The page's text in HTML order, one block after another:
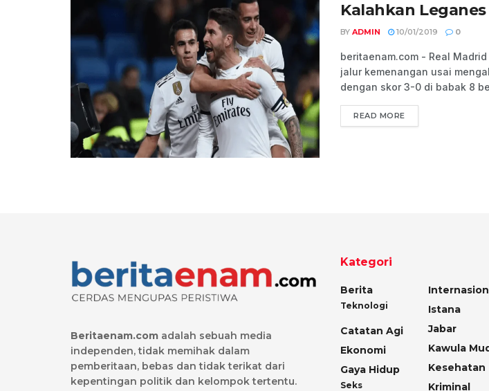
Kalahkan Leganes
BY ADMIN 10/01/2019 0
beritaenam.com - Real
jalur kemenangan usai
dengan skor 3-0 di babak 8
READ MORE
Beritaenam.com adalah sebuah media
independen, tidak memihak dalam
pemberitaan, bebas dan tidak terikat dari
kepentingan politik dan kelompok tertentu.
Kategori
Berita
Teknologi
Catatan Agi
Ekonomi
Gaya Hidup
Seks
Istana
Jabar
Kawula
Kesehatan
Kriminal